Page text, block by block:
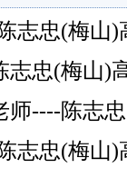
志忠(梅山)
忠(梅山)
----陈志
志忠(梅山)